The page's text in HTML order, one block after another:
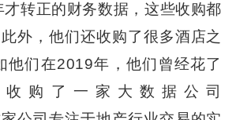
转正的财务数据，这些收购都
外，他们还收购了很多酒店之
他们在2019年，他们曾经花了
收购了一家大数据公司